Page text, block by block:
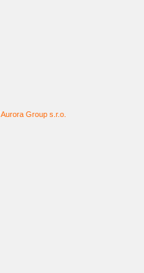
Aurora Group s.r.o.